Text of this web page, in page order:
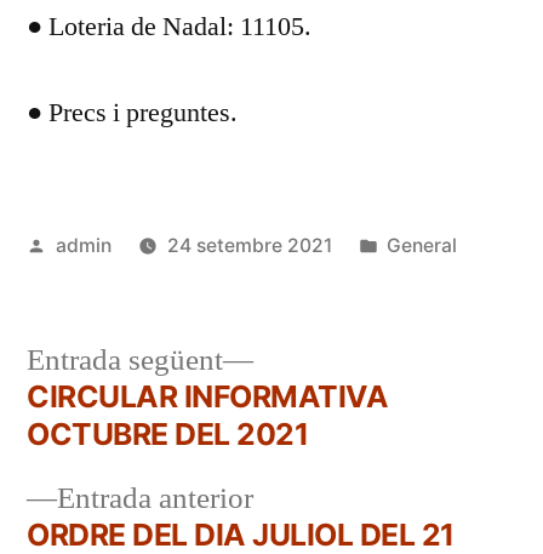
● Loteria de Nadal: 11105.
● Precs i preguntes.
Publicat
admin 24 setembre 2021
Publicat
General
Navegació
d'entrades
Entrada anteriorEntrada
anterior:
ORDRE DEL DIA JULIOL DEL 21
Entrada següent
Entrada
següent:
CIRCULAR INFORMATIVA
OCTUBRE DEL 2021